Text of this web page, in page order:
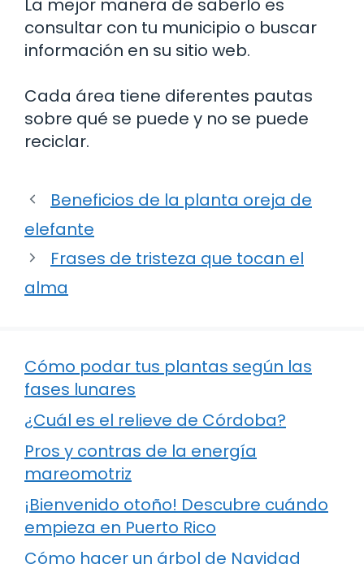
La mejor manera de saberlo es
consultar con tu municipio o buscar
información en su sitio web.
Cada área tiene diferentes pautas
sobre qué se puede y no se puede
reciclar.
Beneficios de la planta oreja de
elefante
Frases de tristeza que tocan el
alma
Cómo podar tus plantas según las
fases lunares
¿Cuál es el relieve de Córdoba?
Pros y contras de la energía
mareomotriz
¡Bienvenido otoño! Descubre cuándo
empieza en Puerto Rico
Cómo hacer un árbol de Navidad